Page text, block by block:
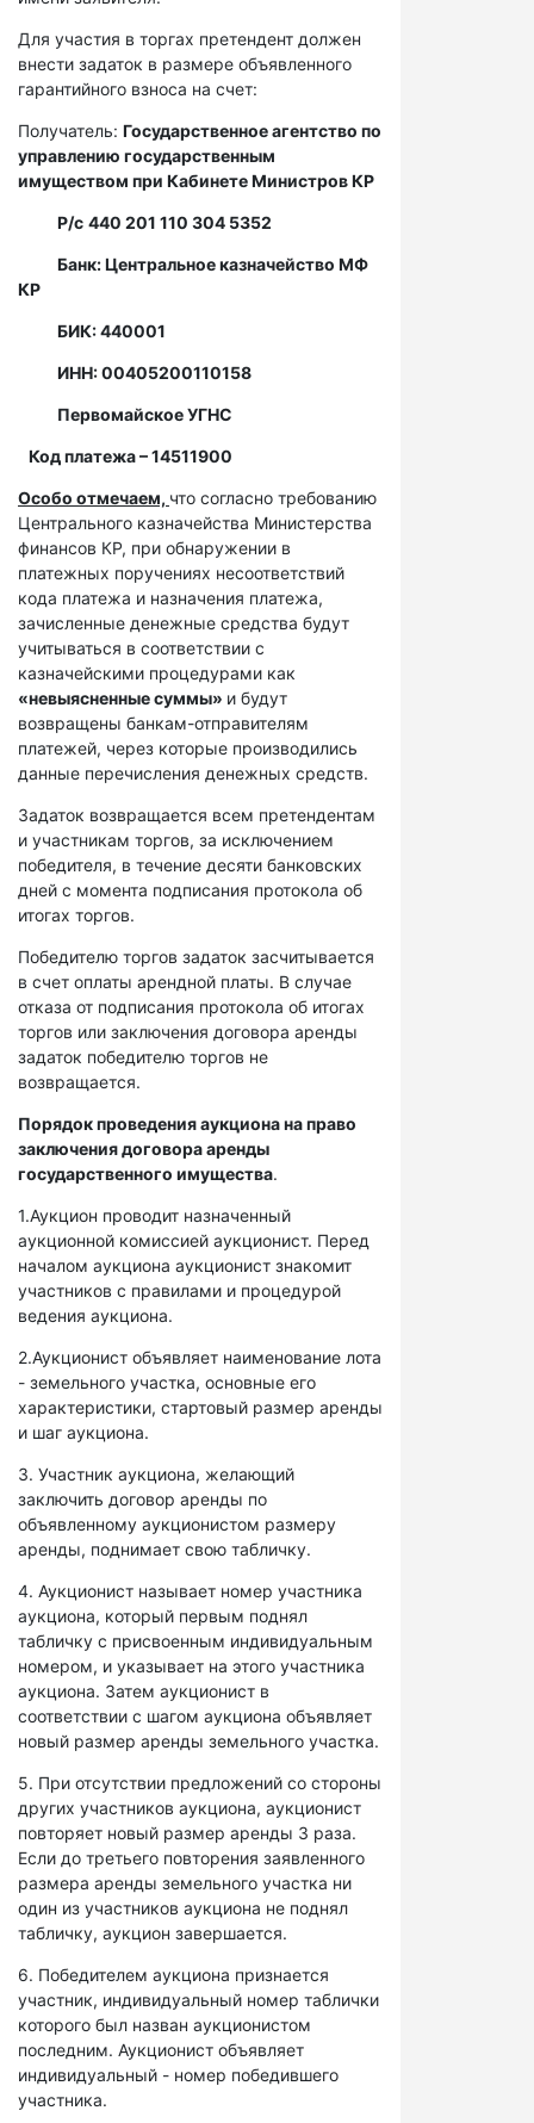
Для участия в торгах претендент должен
внести задаток в размере объявленного
гарантийного взноса на счет:
Получатель: Государственное агентство по
управлению государственным
имуществом при Кабинете Министров КР
Р/с 440 201 110 304 5352
Банк: Центральное казначейство МФ
КР
БИК: 440001
ИНН: 00405200110158
Первомайское УГНС
Код платежа – 14511900
Особо отмечаем, что согласно требованию
Центрального казначейства Министерства
финансов КР, при обнаружении в
платежных поручениях несоответствий
кода платежа и назначения платежа,
зачисленные денежные средства будут
учитываться в соответствии с
казначейскими процедурами как
«невыясненные суммы» и будут
возвращены банкам-отправителям
платежей, через которые производились
данные перечисления денежных средств.
Задаток возвращается всем претендентам
и участникам торгов, за исключением
победителя, в течение десяти банковских
дней с момента подписания протокола об
итогах торгов.
Победителю торгов задаток засчитывается
в счет оплаты арендной платы. В случае
отказа от подписания протокола об итогах
торгов или заключения договора аренды
задаток победителю торгов не
возвращается.
Порядок проведения аукциона на право
заключения договора аренды
государственного имущества.
1.Аукцион проводит назначенный
аукционной комиссией аукционист. Перед
началом аукциона аукционист знакомит
участников с правилами и процедурой
ведения аукциона.
2.Аукционист объявляет наименование лота
- земельного участка, основные его
характеристики, стартовый размер аренды
и шаг аукциона.
3. Участник аукциона, желающий
заключить договор аренды по
объявленному аукционистом размеру
аренды, поднимает свою табличку.
4. Аукционист называет номер участника
аукциона, который первым поднял
табличку с присвоенным индивидуальным
номером, и указывает на этого участника
аукциона. Затем аукционист в
соответствии с шагом аукциона объявляет
новый размер аренды земельного участка.
5. При отсутствии предложений со стороны
других участников аукциона, аукционист
повторяет новый размер аренды 3 раза.
Если до третьего повторения заявленного
размера аренды земельного участка ни
один из участников аукциона не поднял
табличку, аукцион завершается.
6. Победителем аукциона признается
участник, индивидуальный номер таблички
которого был назван аукционистом
последним. Аукционист объявляет
индивидуальный - номер победившего
участника.